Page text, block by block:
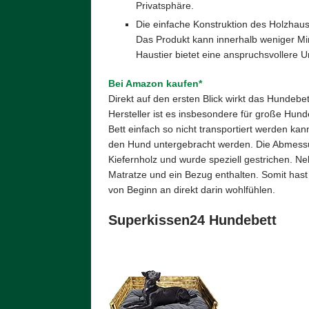
Privatsphäre.
Die einfache Konstruktion des
Das Produkt kann innerhalb weniger
Haustier bietet eine anspruchsvollere
Bei Amazon kaufen*
Direkt auf den ersten Blick wirkt das
Hersteller ist es insbesondere für große
Bett einfach so nicht transportiert werden
den Hund untergebracht werden. Die
Kiefernholz und wurde speziell gestrichen.
Matratze und ein Bezug enthalten. Somit
von Beginn an direkt darin wohlfühlen.
Superkissen24 Hundebett